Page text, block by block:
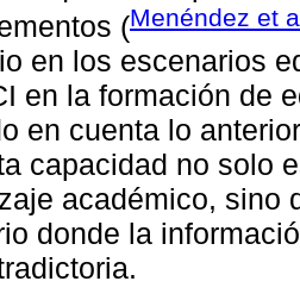
(Menéndez et
en los escenarios
en la formación de
en cuenta lo
capacidad no solo
académico, sino
donde la